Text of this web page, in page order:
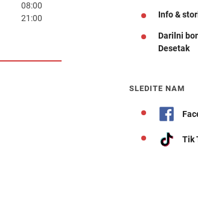
08:00
21:00
Info &
Darilni
Desetak
SLEDITE NAM
Tik